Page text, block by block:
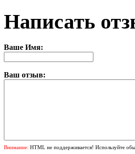
Написать
Ваше Имя:
Ваш отзыв:
Внимание: HTML не поддерживается! Используйте